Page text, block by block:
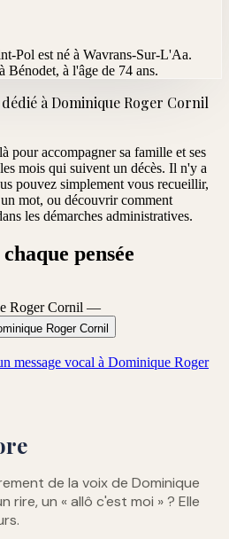
Pol est né à Wavrans-Sur-L'Aa.
Bénodet, à l'âge de 74 ans.
à Dominique Roger Cornil
pour accompagner sa famille et ses
mois qui suivent un décès. Il n'y a
pouvez simplement vous recueillir,
mot, ou découvrir comment
les démarches administratives.
pensée
Roger Cornil —
Roger Cornil
message vocal à Dominique Roger
de la voix de Dominique
rire, un « allô c'est moi » ? Elle